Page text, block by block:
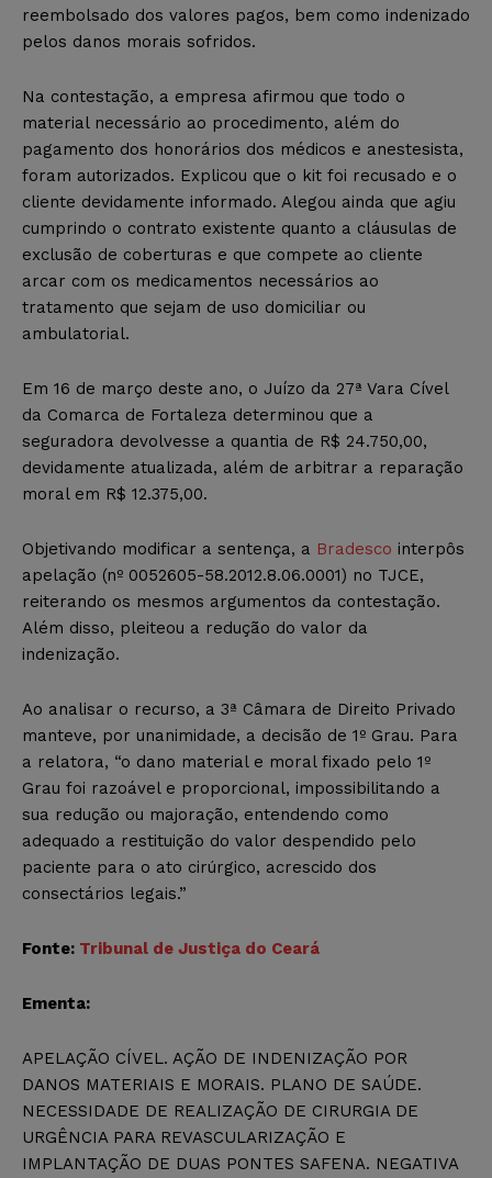
reembolsado dos valores pagos, bem como indenizado
pelos danos morais sofridos.
Na contestação, a empresa afirmou que todo o
material necessário ao procedimento, além do
pagamento dos honorários dos médicos e anestesista,
foram autorizados. Explicou que o kit foi recusado e o
cliente devidamente informado. Alegou ainda que agiu
cumprindo o contrato existente quanto a cláusulas de
exclusão de coberturas e que compete ao cliente
arcar com os medicamentos necessários ao
tratamento que sejam de uso domiciliar ou
ambulatorial.
Em 16 de março deste ano, o Juízo da 27ª Vara Cível
da Comarca de Fortaleza determinou que a
seguradora devolvesse a quantia de R$ 24.750,00,
devidamente atualizada, além de arbitrar a reparação
moral em R$ 12.375,00.
Objetivando modificar a sentença, a Bradesco interpôs
apelação (nº 0052605-58.2012.8.06.0001) no TJCE,
reiterando os mesmos argumentos da contestação.
Além disso, pleiteou a redução do valor da
indenização.
Ao analisar o recurso, a 3ª Câmara de Direito Privado
manteve, por unanimidade, a decisão de 1º Grau. Para
a relatora, “o dano material e moral fixado pelo 1º
Grau foi razoável e proporcional, impossibilitando a
sua redução ou majoração, entendendo como
adequado a restituição do valor despendido pelo
paciente para o ato cirúrgico, acrescido dos
consectários legais.”
Fonte: Tribunal de Justiça do Ceará
Ementa:
APELAÇÃO CÍVEL. AÇÃO DE INDENIZAÇÃO POR
DANOS MATERIAIS E MORAIS. PLANO DE SAÚDE.
NECESSIDADE DE REALIZAÇÃO DE CIRURGIA DE
URGÊNCIA PARA REVASCULARIZAÇÃO E
IMPLANTAÇÃO DE DUAS PONTES SAFENA. NEGATIVA